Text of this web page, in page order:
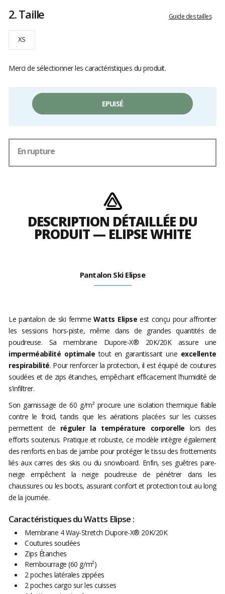
2.Taille Guide des tailles
XS
Merci de sélectionner les caractéristiques du produit.
EPUISÉ
En rupture
DESCRIPTION DÉTAILLÉE DU
PRODUIT — ELIPSE WHITE
Pantalon Ski Elipse
Le pantalon de ski femmeWatts Elipse est conçu pour affronter
les sessions hors-piste, même dans de grandes quantités de
poudreuse. Sa membrane Dupore-X® 20K/20K assure une
imperméabilité optimale tout en garantissant une excellente
respirabilité. Pour renforcer la protection, il est équipé de coutures
soudées et de zips étanches, empêchant efficacement l’humidité de
s’infiltrer.
Son garnissage de 60 g/m² procure une isolation thermique fiable
contre le froid, tandis que les aérations placées sur les cuisses
permettent de réguler la température corporelle lors des
efforts soutenus. Pratique et robuste, ce modèle intègre également
des renforts en bas de jambe pour protéger le tissu des frottements
liés aux carres des skis ou du snowboard. Enfin, ses guêtres pare-
neige empêchent la neige poudreuse de pénétrer dans les
chaussures ou les boots, assurant confort et protection tout au long
de la journée.
Caractéristiques du Watts Elipse :
Membrane 4 Way-Stretch Dupore-X® 20K/20K
Coutures soudées
Zips Étanches
Rembourrage (60 g/m²)
2 poches latérales zippées
2 poches cargo sur les cuisses